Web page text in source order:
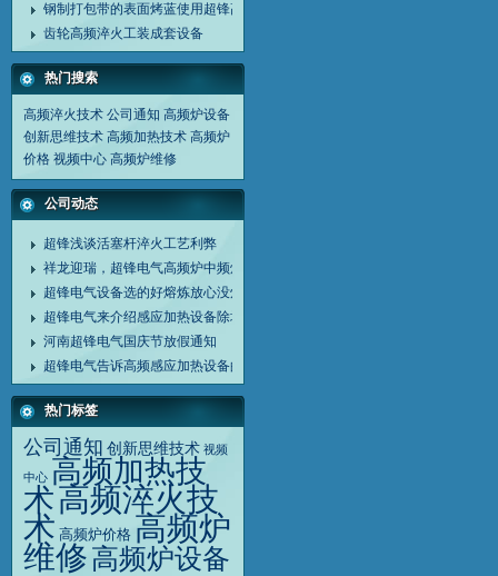
钢制打包带的表面烤蓝使用超锋高频炉
齿轮高频淬火工装成套设备
热门搜索
高频淬火技术 公司通知 高频炉设备
创新思维技术 高频加热技术 高频炉
价格 视频中心 高频炉维修
公司动态
超锋浅谈活塞杆淬火工艺利弊
祥龙迎瑞，超锋电气高频炉中频炉诚谢客户同行
超锋电气设备选的好熔炼放心没烦恼
超锋电气来介绍感应加热设备除垢剂清洗设备方法
河南超锋电气国庆节放假通知
超锋电气告诉高频感应加热设备的应用范围
热门标签
公司通知 创新思维技术 视频
中心 高频加热技
术高频淬火技
术 高频炉价格 高频炉
维修高频炉设备